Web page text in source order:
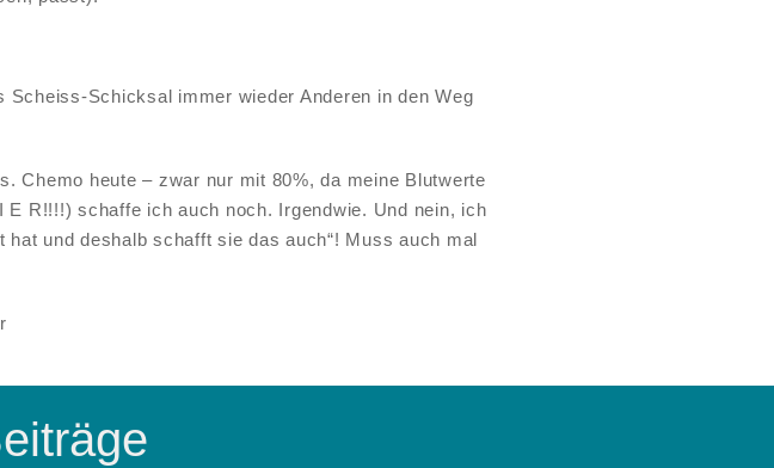
Schicksal immer wieder Anderen in den Weg
Chemo heute – zwar nur mit 80%, da meine Blutwerte
R!!!!) schaffe ich auch noch. Irgendwie. Und nein, ich
und deshalb schafft sie das auch“! Muss auch mal